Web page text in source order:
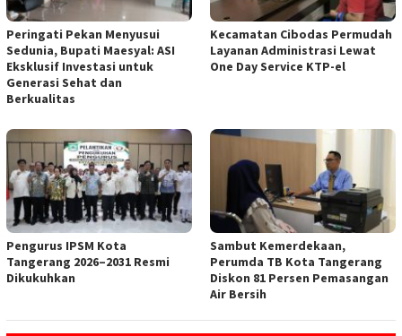
Peringati Pekan Menyusui
Sedunia, Bupati Maesyal: ASI
Eksklusif Investasi untuk
Generasi Sehat dan
Berkualitas
Kecamatan Cibodas Permudah
Layanan Administrasi Lewat
One Day Service KTP-el
Pengurus IPSM Kota
Tangerang 2026–2031 Resmi
Dikukuhkan
Sambut Kemerdekaan,
Perumda TB Kota Tangerang
Diskon 81 Persen Pemasangan
Air Bersih